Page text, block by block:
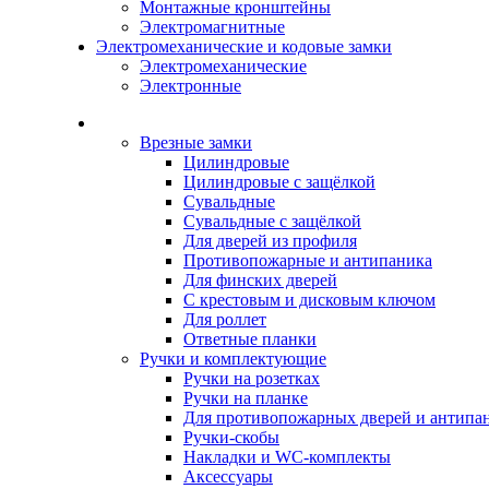
Монтажные кронштейны
Электромагнитные
Электромеханические и кодовые замки
Электромеханические
Электронные
Врезные замки
Цилиндровые
Цилиндровые с защёлкой
Сувальдные
Сувальдные с защёлкой
Для дверей из профиля
Противопожарные и антипаника
Для финских дверей
С крестовым и дисковым ключом
Для роллет
Ответные планки
Ручки и комплектующие
Ручки на розетках
Ручки на планке
Для противопожарных дверей и
Ручки-скобы
Накладки и WC-комплекты
Аксессуары